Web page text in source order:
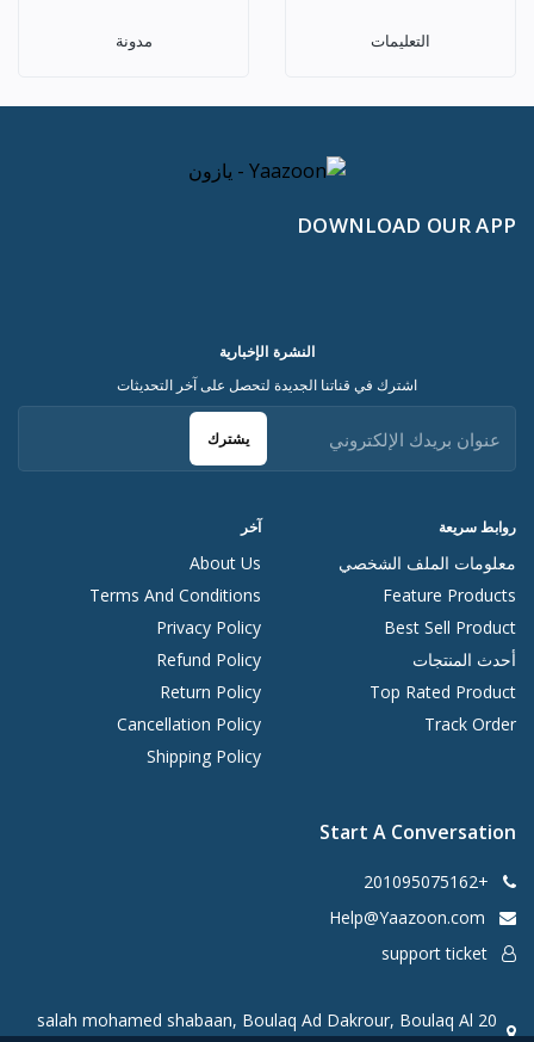
التعليمات مدونة
DOWNLOAD OUR APP
روابط سريعة
معلومات الملف الشخصي
Feature Products
Best Sell Product
أحدث المنتجات
Top Rated Product
Track Order
آخر
About Us
Terms And Conditions
Privacy Policy
Refund Policy
Return Policy
Cancellation Policy
Shipping Policy
النشرة الإخبارية
اشترك في قناتنا الجديدة لتحصل على آخر التحديثات
يشترك
Start A Conversation
+201095075162
20 salah mohamed shabaan, Boulaq Ad Dakrour, Boulaq Al